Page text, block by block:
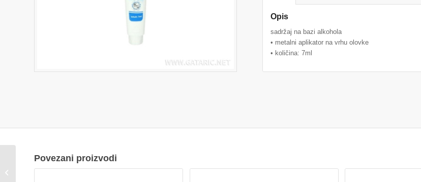
Opis
sadržaj na bazi alkohola
• metalni aplikator na vrhu olovke
• količina: 7ml
Povezani proizvodi
Spajalice br.3 100/1